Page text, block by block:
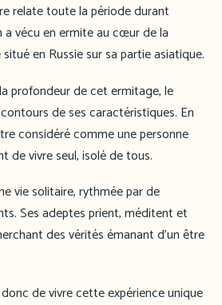
relate toute la période durant
a vécu en ermite au cœur de la
en Russie sur sa partie asiatique.
profondeur de cet ermitage, le
de ses caractéristiques. En
considéré comme une personne
de vivre seul, isolé de tous.
vie solitaire, rythmée par de
Ses adeptes prient, méditent et
des vérités émanant d’un être
de vivre cette expérience unique